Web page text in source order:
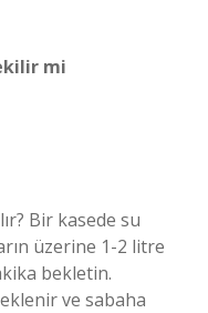
mi
Bir kasede su
üzerine 1-2 litre
bekletin.
ve sabaha